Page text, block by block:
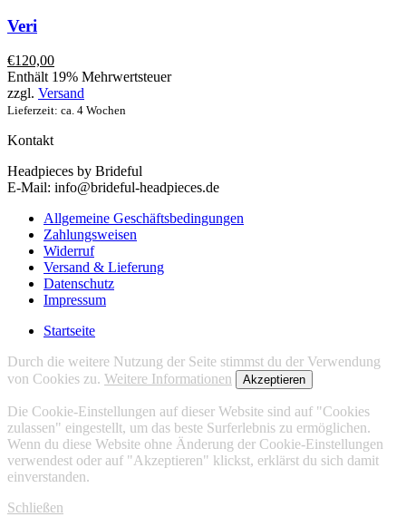
Veri
€120,00
Enthält 19% Mehrwertsteuer
zzgl. Versand
Lieferzeit: ca. 4 Wochen
Kontakt
Headpieces by Brideful
E-Mail: info@brideful-headpieces.de
Allgemeine Geschäftsbedingungen
Zahlungsweisen
Widerruf
Versand & Lieferung
Datenschutz
Impressum
Startseite
Durch die weitere Nutzung der Seite stimmst du der Verwendung
von Cookies zu. Weitere Informationen Akzeptieren
Die Cookie-Einstellungen auf dieser Website sind auf "Cookies
zulassen" eingestellt, um das beste Surferlebnis zu ermöglichen.
Wenn du diese Website ohne Änderung der Cookie-Einstellungen
verwendest oder auf "Akzeptieren" klickst, erklärst du sich damit
einverstanden.
Schließen